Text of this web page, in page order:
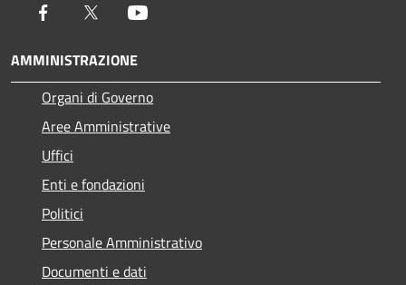
Facebook Twitter
AMMINISTRAZIONE
Organi di Governo
Aree Amministrative
Uffici
Enti e fondazioni
Politici
Personale Amministrativo
Documenti e dati